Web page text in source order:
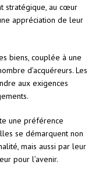
stratégique, au cœur
appréciation de leur
biens, couplée à une
d’acquéreurs. Les
aux exigences
une préférence
se démarquent non
mais aussi par leur
pour l’avenir.